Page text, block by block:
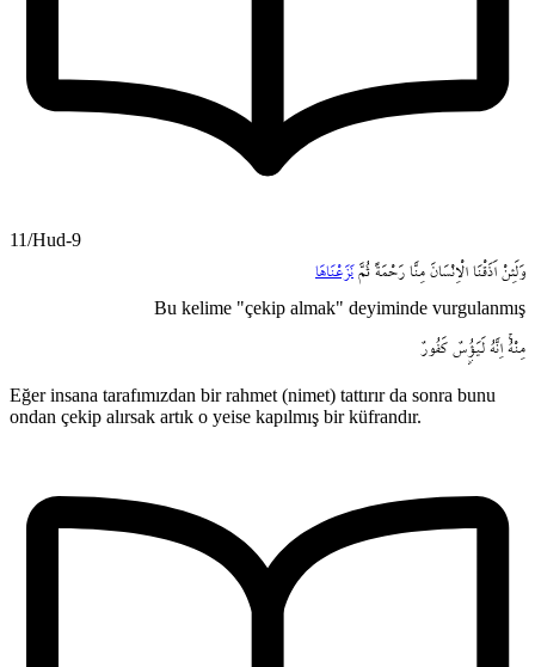
11/Hud-9
وَلَئِنْ اَذَقْنَا الْاِنْسَانَ مِنَّا رَحْمَةً ثُمَّ نَزَعْنَاهَا
Bu kelime "çekip almak" deyiminde vurgulanmış
مِنْهُۚ اِنَّهُ لَيَؤُ۫سٌ كَفُورٌ
Eğer insana tarafımızdan bir rahmet (nimet) tattırır da sonra bunu
ondan çekip alırsak artık o yeise kapılmış bir küfrandır.